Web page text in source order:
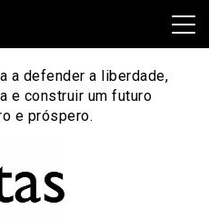
a defender a liberdade,
e construir um futuro
e próspero.